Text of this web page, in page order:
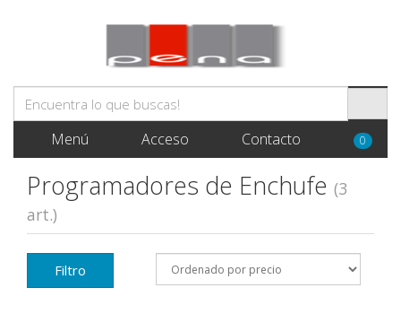
Menú Acceso Contacto 0
Programadores de Enchufe (3
art.)
Filtro